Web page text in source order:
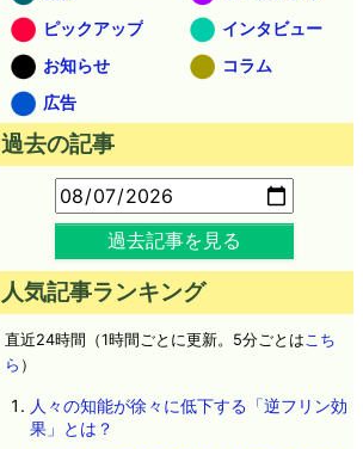
ピックアップ
インタビュー
お知らせ
コラム
広告
過去の記事
過去記事を見る
人気記事ランキング
直近24時間（1時間ごとに更新。5分ごとはこち
ら ）
人々の知能が徐々に低下する「逆フリン効
果」とは？